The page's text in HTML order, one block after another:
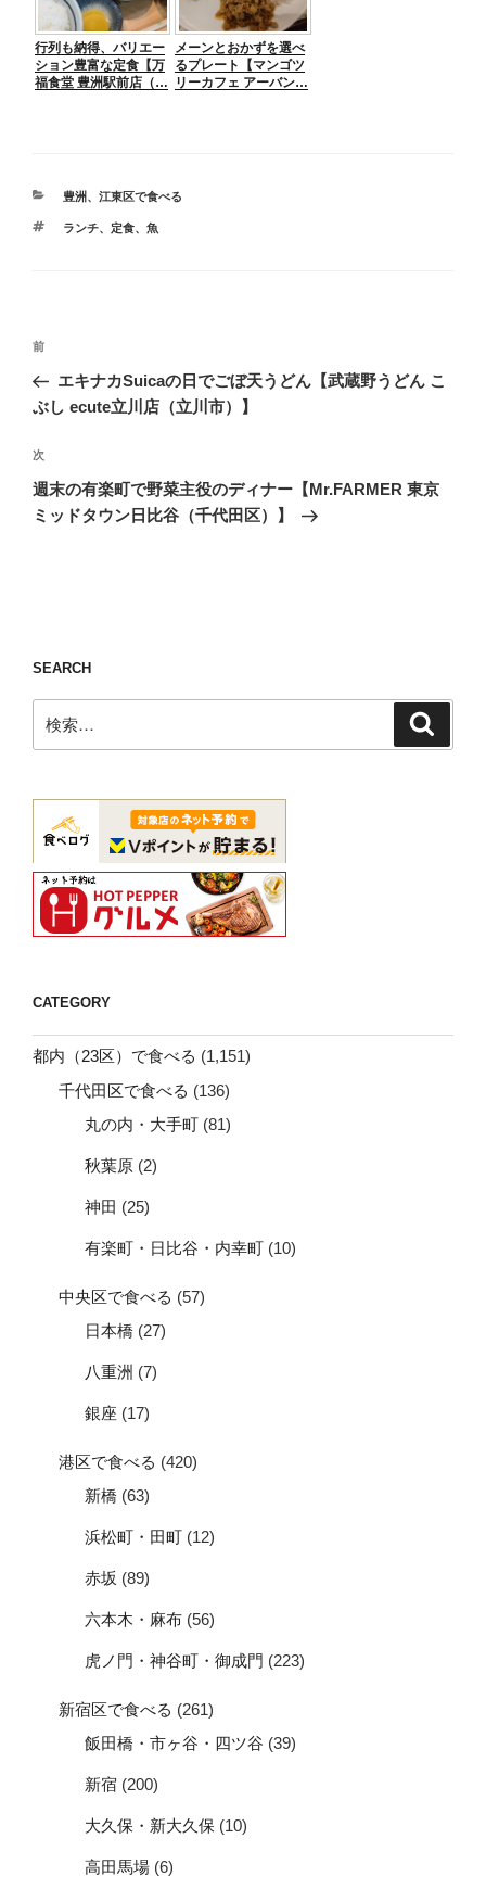
行列も納得、バリエー
ション豊富な定食【万
福食堂 豊洲駅前店（…
メーンとおかずを選べ
るプレート【マンゴツ
リーカフェ アーバン…
カ
ゴ
豊洲、 江東区で食べる
タ
ランチ、 定食、 魚
投
ナ
ゲ
ー
シ
前
の
投
前
エキナカSuicaの日でごぼ天うどん【武蔵野うどん こ
ぶし ecute立川店（立川市）】
次
の
投
次
週末の有楽町で野菜主役のディナー【Mr.FARMER 東京
ミッドタウン日比谷（千代田区）】
SEARCH
索:
CATEGORY
都内（23区）で食べる (1,151)
千代田区で食べる (136)
丸の内・大手町 (81)
秋葉原 (2)
神田 (25)
有楽町・日比谷・内幸町 (10)
中央区で食べる (57)
日本橋 (27)
八重洲 (7)
銀座 (17)
港区で食べる (420)
新橋 (63)
浜松町・田町 (12)
赤坂 (89)
六本木・麻布 (56)
虎ノ門・神谷町・御成門 (223)
新宿区で食べる (261)
飯田橋・市ヶ谷・四ツ谷 (39)
新宿 (200)
大久保・新大久保 (10)
高田馬場 (6)